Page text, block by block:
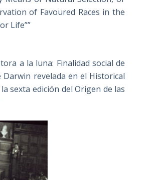
of Favoured Races in the
Life””
a la luna: Finalidad social de
Darwin revelada en el Historical
sexta edición del Origen de las